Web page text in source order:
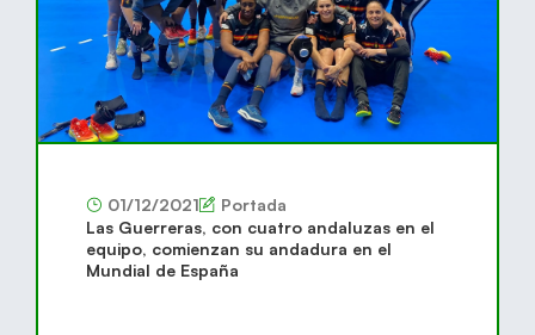
01/12/2021
Portada
Las Guerreras, con cuatro andaluzas en el
equipo, comienzan su andadura en el
Mundial de España